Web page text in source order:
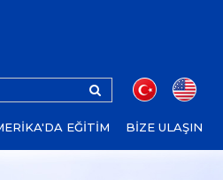
EĞİTİM BİZE ULAŞIN